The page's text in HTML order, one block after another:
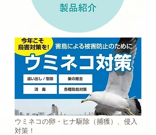
ウミネコの卵・ヒナ駆除（捕獲）、侵入
対策！